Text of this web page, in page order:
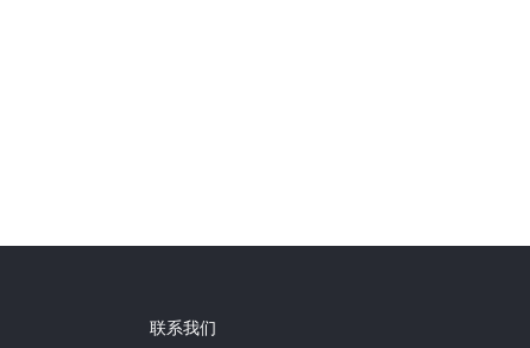
联系我们